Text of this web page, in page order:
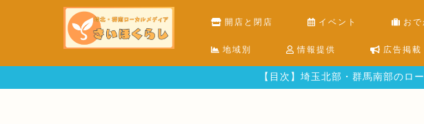
開店と閉店 イベント おで
地域別 情報提供 広告掲載
【目次】埼玉北部・群馬南部のロ